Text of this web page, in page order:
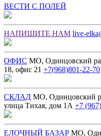
ВЕСТИ С ПОЛЕЙ
НАПИШИТЕ НАМ live-
ОФИС МО, Одинцовский
18, офис 21 +7(968)801-22-70
СКЛАД МО, Одинцовский
улица Тихая, дом 1А +7
ЕЛОЧНЫЙ БАЗАР МО,